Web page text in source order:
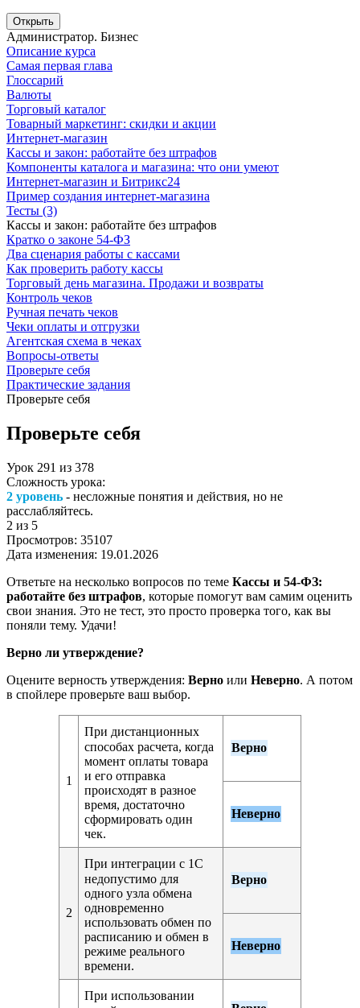
Открыть
Администратор. Бизнес
Описание курса
Самая первая глава
Глоссарий
Валюты
Торговый каталог
Товарный маркетинг: скидки и акции
Интернет-магазин
Кассы и закон: работайте без штрафов
Компоненты каталога и магазина: что они умеют
Интернет-магазин и Битрикс24
Пример создания интернет-магазина
Тесты (3)
Кассы и закон: работайте без штрафов
Кратко о законе 54-ФЗ
Два сценария работы с кассами
Как проверить работу кассы
Торговый день магазина. Продажи и возвраты
Контроль чеков
Ручная печать чеков
Чеки оплаты и отгрузки
Агентская схема в чеках
Вопросы-ответы
Проверьте себя
Практические задания
Проверьте себя
Проверьте себя
Урок 291 из 378
Сложность урока:
2 уровень - несложные понятия и действия, но не
расслабляйтесь.
2 из 5
Просмотров: 35107
Дата изменения: 19.01.2026
Ответьте на несколько вопросов по теме Кассы и 54-ФЗ:
работайте без штрафов, которые помогут вам самим оценить
свои знания. Это не тест, это просто проверка того, как вы
поняли тему. Удачи!
Верно ли утверждение?
Оцените верность утверждения: Верно или Неверно. А потом
в спойлере проверьте ваш выбор.
1
При дистанционных
способах расчета, когда
момент оплаты товара
и его отправка
происходят в разное
время, достаточно
сформировать один
чек.
Верно
Неверно
2
При интеграции с 1С
недопустимо для
одного узла обмена
одновременно
использовать обмен по
расписанию и обмен в
режиме реального
времени.
Верно
Неверно
При использовании